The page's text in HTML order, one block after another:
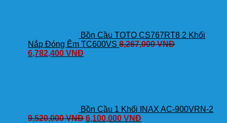
Bồn Cầu TOTO CS767RT8 2 Khối
Nắp Đóng Êm TC600VS 8,267,000VNĐ
6,782,400VNĐ
Bồn Cầu 1 Khối INAX AC-900VRN-2
9,520,000VNĐ 6,100,000VNĐ